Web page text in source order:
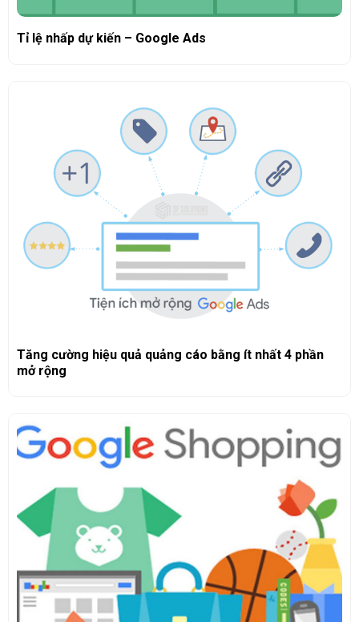
Tỉ lệ nhấp dự kiến – Google Ads
Tăng cường hiệu quả quảng cáo bằng ít nhất 4 phần
mở rộng